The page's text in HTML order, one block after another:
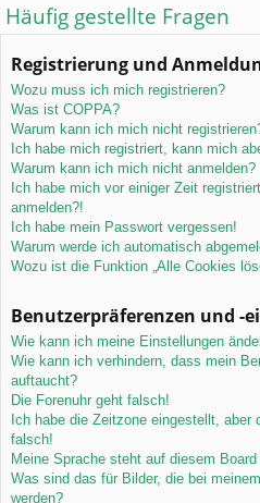
Häufig gestellte Fragen
Registrierung und
Wozu muss ich mich registrieren?
Was ist COPPA?
Warum kann ich mich nicht
Ich habe mich registriert, kann mich
Warum kann ich mich nicht anmelden?
Ich habe mich vor einiger Zeit
anmelden?!
Ich habe mein Passwort vergessen!
Warum werde ich automatisch
Wozu ist die Funktion „Alle Cookies
Benutzerpräferenzen und -
Wie kann ich meine Einstellungen
Wie kann ich verhindern, dass mein
auftaucht?
Die Forenuhr geht falsch!
Ich habe die Zeitzone eingestellt, aber
falsch!
Meine Sprache steht auf diesem
Was sind das für Bilder, die bei
werden?